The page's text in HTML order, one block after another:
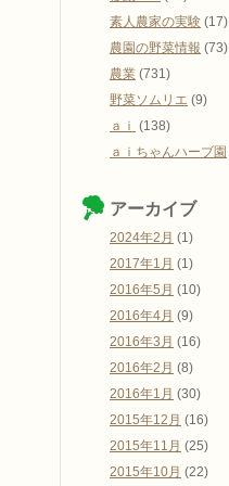
素人農家の実験 (17)
農園の野菜情報 (73)
農業 (731)
野菜ソムリエ (9)
ａｉ (138)
ａｉちゃんハーブ園
アーカイブ
2024年2月 (1)
2017年1月 (1)
2016年5月 (10)
2016年4月 (9)
2016年3月 (16)
2016年2月 (8)
2016年1月 (30)
2015年12月 (16)
2015年11月 (25)
2015年10月 (22)